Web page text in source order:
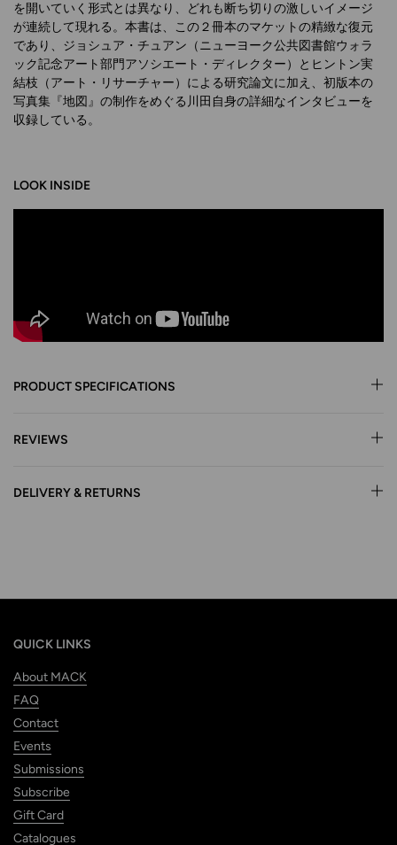
を開いていく形式とは異なり、どれも断ち切りの激しいイメージ
が連続して現れる。本書は、この２冊本のマケットの精緻な復元
であり、ジョシュア・チュアン（ニューヨーク公共図書館ウォラ
ック記念アート部門アソシエート・ディレクター）とヒントン実
結枝（アート・リサーチャー）による研究論文に加え、初版本の
写真集『地図』の制作をめぐる川田自身の詳細なインタビューを
収録している。
LOOK INSIDE
PRODUCT SPECIFICATIONS
REVIEWS
DELIVERY & RETURNS
QUICK LINKS
About MACK
FAQ
Contact
Events
Submissions
Subscribe
Gift Card
Catalogues